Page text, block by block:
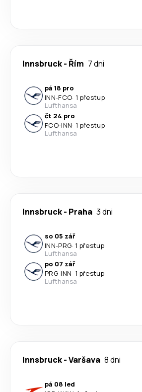
Innsbruck- Řím 7 dni
pá 18 pro
INN-FCO· 1 přestup
Lufthansa
čt 24 pro
FCO-INN· 1 přestup
Lufthansa
Innsbruck- Praha 3 dni
so 05 zář
INN-PRG· 1 přestup
Lufthansa
po 07 zář
PRG-INN· 1 přestup
Lufthansa
Innsbruck-Varšava 8 dni
pá 08 led